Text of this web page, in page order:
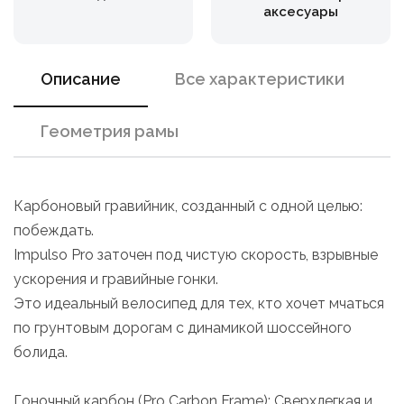
аксесуары
Описание Все характеристики
Геометрия рамы
Карбоновый гравийник, созданный с одной целью:
побеждать.
Impulso Pro заточен под чистую скорость, взрывные
ускорения и гравийные гонки.
Это идеальный велосипед для тех, кто хочет мчаться
по грунтовым дорогам с динамикой шоссейного
болида.